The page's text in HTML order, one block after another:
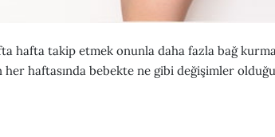
hafta takip etmek onunla daha fazla bağ
her haftasında bebekte ne gibi değişimler